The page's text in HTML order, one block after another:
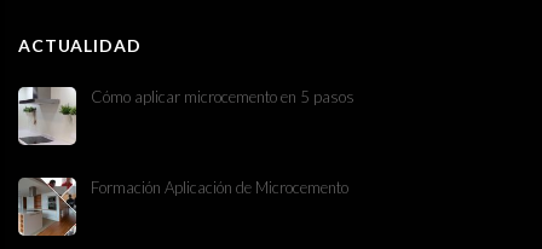
ACTUALIDAD
Cómo aplicar microcemento en 5 pasos
Formación Aplicación de Microcemento